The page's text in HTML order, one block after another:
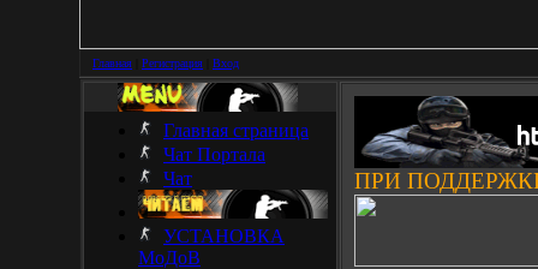
Главная Регистрация Вход
Главная страница
Чат Портала
Чат
УСТАНОВКА
МоДоВ
ПРИ